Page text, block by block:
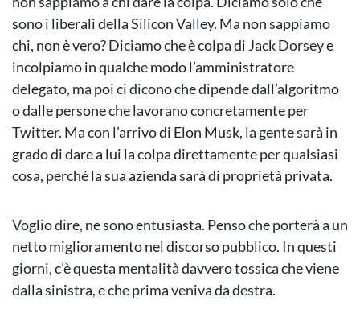
sono i liberali della Silicon Valley. Ma non sappiamo
chi, non è vero? Diciamo che è colpa di Jack Dorsey e
incolpiamo in qualche modo l’amministratore
delegato, ma poi ci dicono che dipende dall’algoritmo
o dalle persone che lavorano concretamente per
Twitter. Ma con l’arrivo di Elon Musk, la gente sarà in
grado di dare a lui la colpa direttamente per qualsiasi
cosa, perché la sua azienda sarà di proprietà privata.
Voglio dire, ne sono entusiasta. Penso che porterà a un
netto miglioramento nel discorso pubblico. In questi
giorni, c’è questa mentalità davvero tossica che viene
dalla sinistra, e che prima veniva da destra.